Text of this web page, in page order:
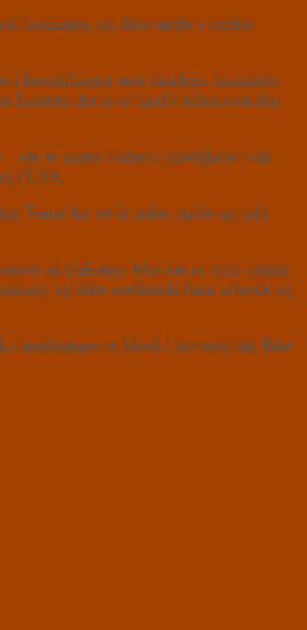
fascismen, og flere steder i verden
i forestillingen med datidens fascistiske
Leisner, der er et fund i rollen som den
der er ingen vaklen i geledderne i det
i USA.
Teater for tre år siden, spille sig ud i
på plakaten. Men det er også vigtigt
og ikke anerkende hans arbejde og
medlemmer er klædt i farverigt tøj. Ikke